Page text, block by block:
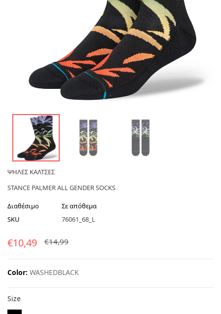
ΨΗΛΕΣ ΚΑΛΤΣΕΣ
STANCE PALMER ALL GENDER SOCKS
Διαθέσιμο
Σε απόθεμα
SKU
76061_68_L
€10,49 €14,99
Color: WASHEDBLACK
SizeSize